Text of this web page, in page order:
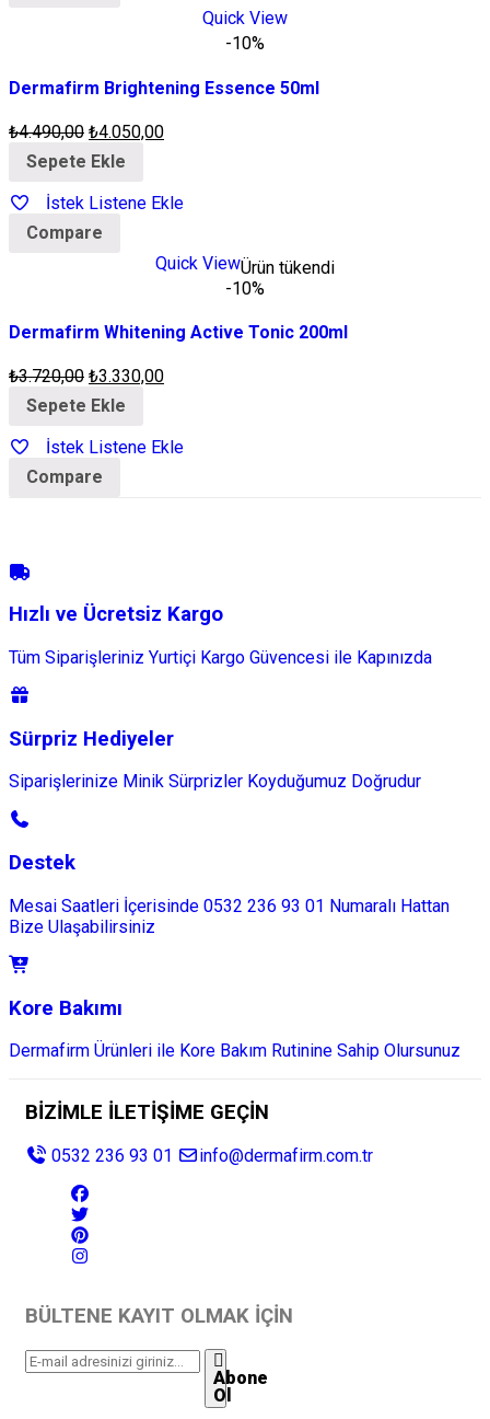
Quick View
-10%
Dermafirm Brightening Essence 50ml
₺4.490,00 ₺4.050,00
Sepete Ekle
İstek Listene Ekle
Compare
Quick ViewÜrün tükendi
-10%
Dermafirm Whitening Active Tonic 200ml
₺3.720,00 ₺3.330,00
Sepete Ekle
İstek Listene Ekle
Compare
Hızlı ve Ücretsiz Kargo
Tüm Siparişleriniz Yurtiçi Kargo Güvencesi ile Kapınızda
Sürpriz Hediyeler
Siparişlerinize Minik Sürprizler Koyduğumuz Doğrudur
Destek
Mesai Saatleri İçerisinde 0532 236 93 01 Numaralı Hattan
Bize Ulaşabilirsiniz
Kore Bakımı
Dermafirm Ürünleri ile Kore Bakım Rutinine Sahip Olursunuz
BİZİMLE İLETİŞİME GEÇİN
0532 236 93 01 info@dermafirm.com.tr
BÜLTENE KAYIT OLMAK İÇİN
Abone
Ol